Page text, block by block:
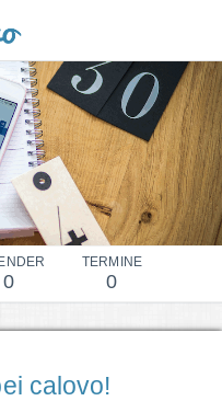
0
TERMINE
0
calovo!